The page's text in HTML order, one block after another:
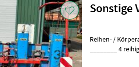
Sonstige
Reihen- / Körperabstand: 75 cm,
________ 4 reihige